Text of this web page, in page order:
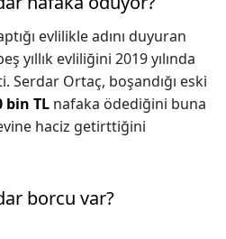
evlilikle adını duyuran
yıllık evliliğini 2019 yılında
Serdar Ortaç, boşandığı eski
bin TL nafaka ödediğini buna
haciz getirttiğini
borcu var?